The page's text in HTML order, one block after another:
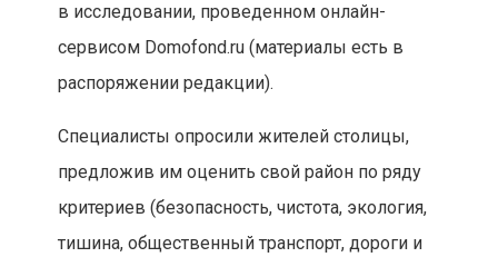
в исследовании, проведенном онлайн-
сервисом Domofond.ru (материалы есть в
распоряжении редакции).
Специалисты опросили жителей столицы,
предложив им оценить свой район по ряду
критериев (безопасность, чистота, экология,
тишина, общественный транспорт, дороги и